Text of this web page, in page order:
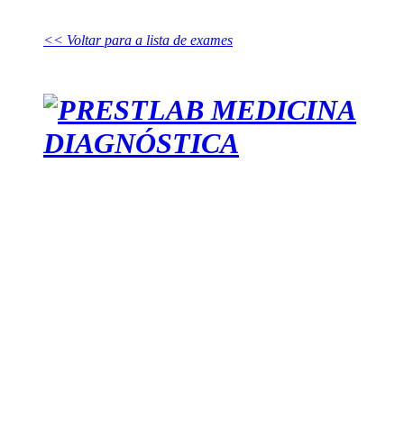
<< Voltar para a lista de exames